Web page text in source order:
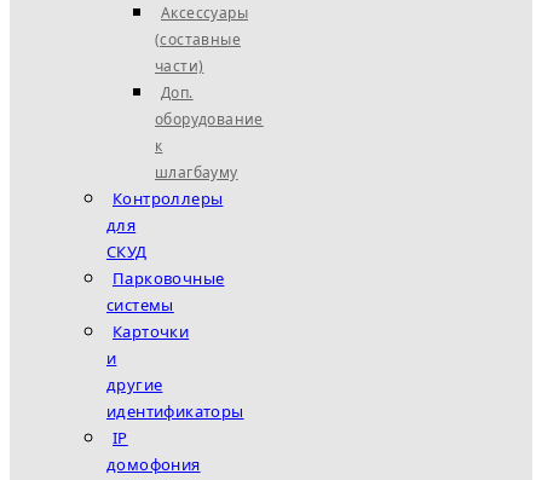
Аксессуары
(составные
части)
Доп.
оборудование
к
шлагбауму
Контроллеры
для
СКУД
Парковочные
системы
Карточки
и
другие
идентификаторы
IP
домофония